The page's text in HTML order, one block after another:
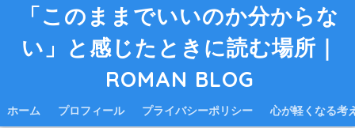
「このままでいいのか分からな
い」と感じたときに読む場所｜
ROMAN BLOG
ホーム プロフィール プライバシーポリシー 心が軽くなる考